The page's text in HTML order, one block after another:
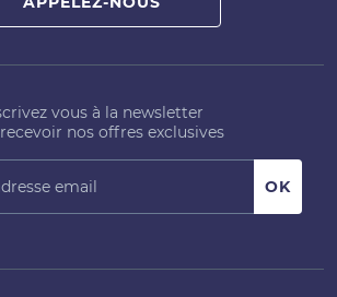
vous à la newsletter
nos offres exclusives